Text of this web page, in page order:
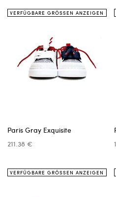
VERFÜGBARE GRÖSSEN ANZEIGEN
Paris Gray Exquisite
211.38 €
VERFÜGBARE GRÖSSEN ANZEIGEN